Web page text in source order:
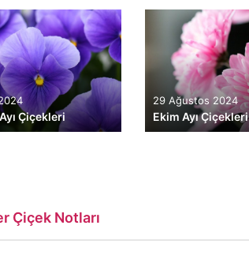
Çiçekleri
29 Ağustos 2024
Ekim Ayı Çiçekleri
Çiçek Notları